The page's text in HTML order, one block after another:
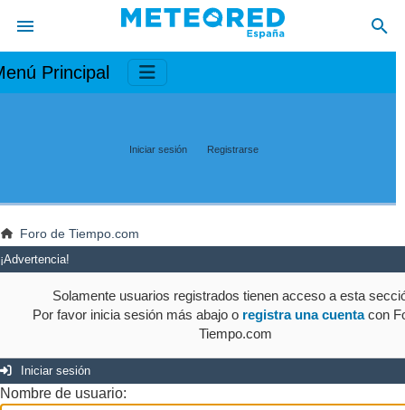
Principal
Iniciar sesión Registrarse
Foro de Tiempo.com
¡Advertencia!
Solamente usuarios registrados tienen acceso a esta
Por favor inicia sesión más abajo o registra una cuentacon
Tiempo.com
Iniciar sesión
Nombre de usuario: